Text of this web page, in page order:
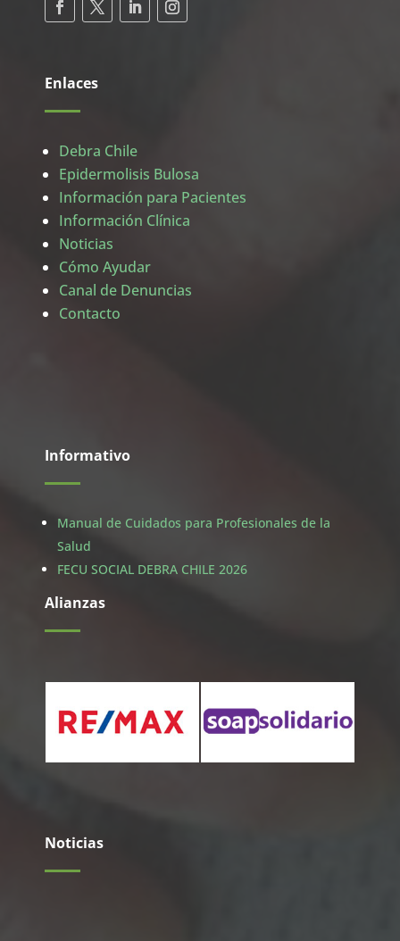
Enlaces
Debra Chile
Epidermolisis Bulosa
Información para Pacientes
Información Clínica
Noticias
Cómo Ayudar
Canal de Denuncias
Contacto
Informativo
Manual de Cuidados para Profesionales de la
Salud
FECU SOCIAL DEBRA CHILE 2026
Alianzas
Noticias